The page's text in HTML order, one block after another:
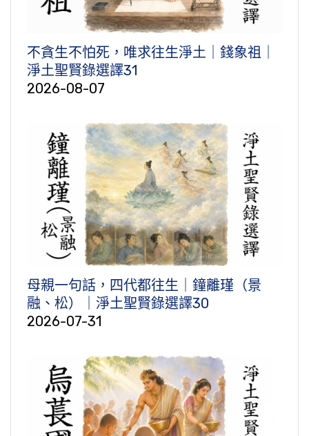
不貪生不怕死，唯求往生淨土｜錢象祖｜
淨土聖賢錄選譯31
2026-08-07
母親一句話，四代都往生｜鐘離瑾（景
融、松）｜淨土聖賢錄選譯30
2026-07-31